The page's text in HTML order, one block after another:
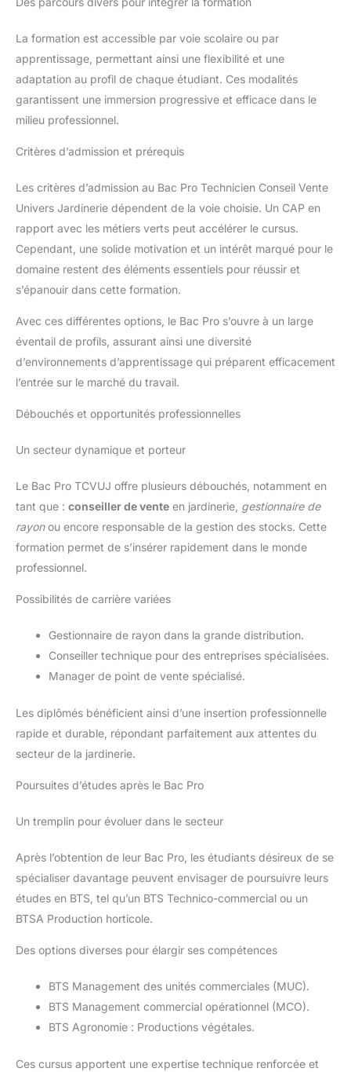
La formation est accessible par voie scolaire ou par
apprentissage, permettant ainsi une flexibilité et une
adaptation au profil de chaque étudiant. Ces modalités
garantissent une immersion progressive et efficace dans le
milieu professionnel.
Critères d’admission et prérequis
Les critères d’admission au Bac Pro Technicien Conseil Vente
Univers Jardinerie dépendent de la voie choisie. Un CAP en
rapport avec les métiers verts peut accélérer le cursus.
Cependant, une solide motivation et un intérêt marqué pour le
domaine restent des éléments essentiels pour réussir et
s’épanouir dans cette formation.
Avec ces différentes options, le Bac Pro s’ouvre à un large
éventail de profils, assurant ainsi une diversité
d’environnements d’apprentissage qui préparent efficacement
l’entrée sur le marché du travail.
Débouchés et opportunités professionnelles
Un secteur dynamique et porteur
Le Bac Pro TCVUJ offre plusieurs débouchés, notamment en
tant que : conseiller de vente en jardinerie, gestionnaire de
rayonou encore responsable de la gestion des stocks. Cette
formation permet de s’insérer rapidement dans le monde
professionnel.
Possibilités de carrière variées
Gestionnaire de rayon dans la grande distribution.
Conseiller technique pour des entreprises spécialisées.
Manager de point de vente spécialisé.
Les diplômés bénéficient ainsi d’une insertion professionnelle
rapide et durable, répondant parfaitement aux attentes du
secteur de la jardinerie.
Poursuites d’études après le Bac Pro
Un tremplin pour évoluer dans le secteur
Après l’obtention de leur Bac Pro, les étudiants désireux de se
spécialiser davantage peuvent envisager de poursuivre leurs
études en BTS, tel qu’un BTS Technico-commercial ou un
BTSA Production horticole.
Des options diverses pour élargir ses compétences
BTS Management des unités commerciales (MUC).
BTS Management commercial opérationnel (MCO).
BTS Agronomie : Productions végétales.
Ces cursus apportent une expertise technique renforcée et